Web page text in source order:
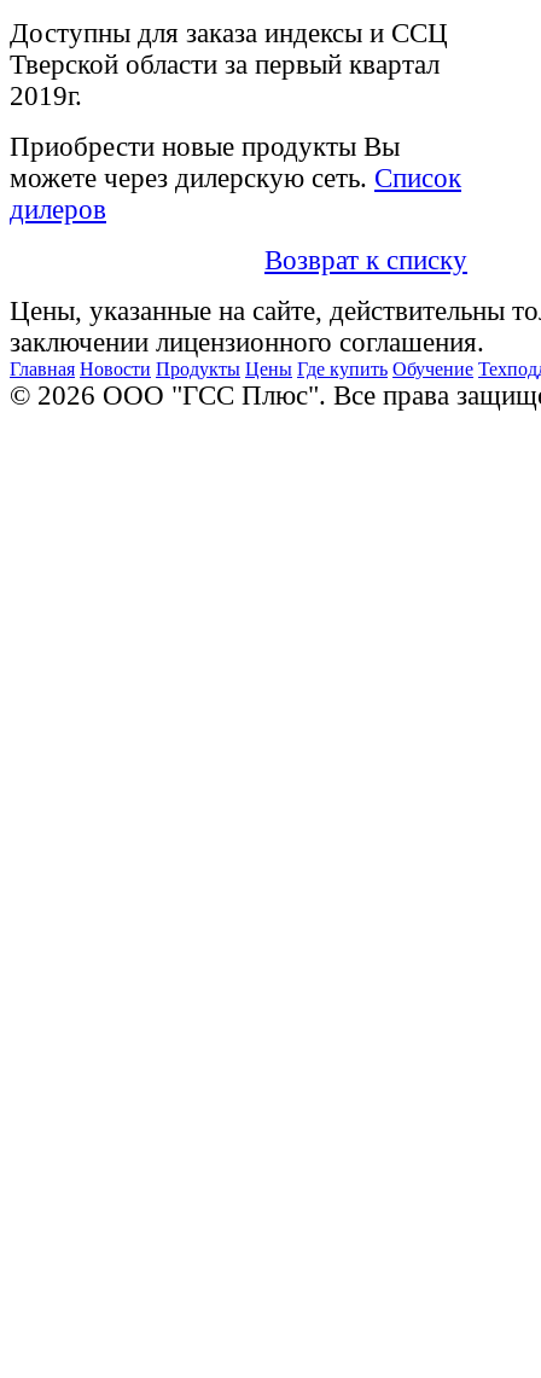
Доступны для заказа индексы и ССЦ
Тверской области за первый квартал
2019г.
Приобрести новые продукты Вы
можете через дилерскую сеть. Список
дилеров
Возврат к списку
Цены, указанные на сайте, действительны
заключении лицензионного соглашения.
Главная Новости Продукты Цены Где купить Обучение
© 2026 ООО "ГСС Плюс". Все права